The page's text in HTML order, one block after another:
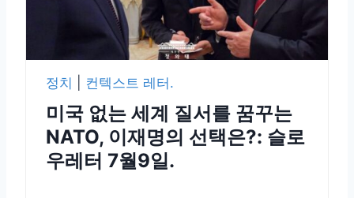
정치 컨텍스트 레터.
미국 없는 세계 질서를 꿈꾸는
NATO, 이재명의 선택은?: 슬로
우레터 7월9일.